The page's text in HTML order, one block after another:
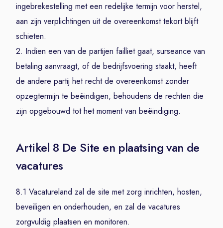
ingebrekestelling met een redelijke termijn voor herstel,
aan zijn verplichtingen uit de overeenkomst tekort blijft
schieten.
2. Indien een van de partijen failliet gaat, surseance van
betaling aanvraagt, of de bedrijfsvoering staakt, heeft
de andere partij het recht de overeenkomst zonder
opzegtermijn te beëindigen, behoudens de rechten die
zijn opgebouwd tot het moment van beëindiging.
Artikel 8 De Site en plaatsing van de
vacatures
8.1 Vacatureland zal de site met zorg inrichten, hosten,
beveiligen en onderhouden, en zal de vacatures
zorgvuldig plaatsen en monitoren.